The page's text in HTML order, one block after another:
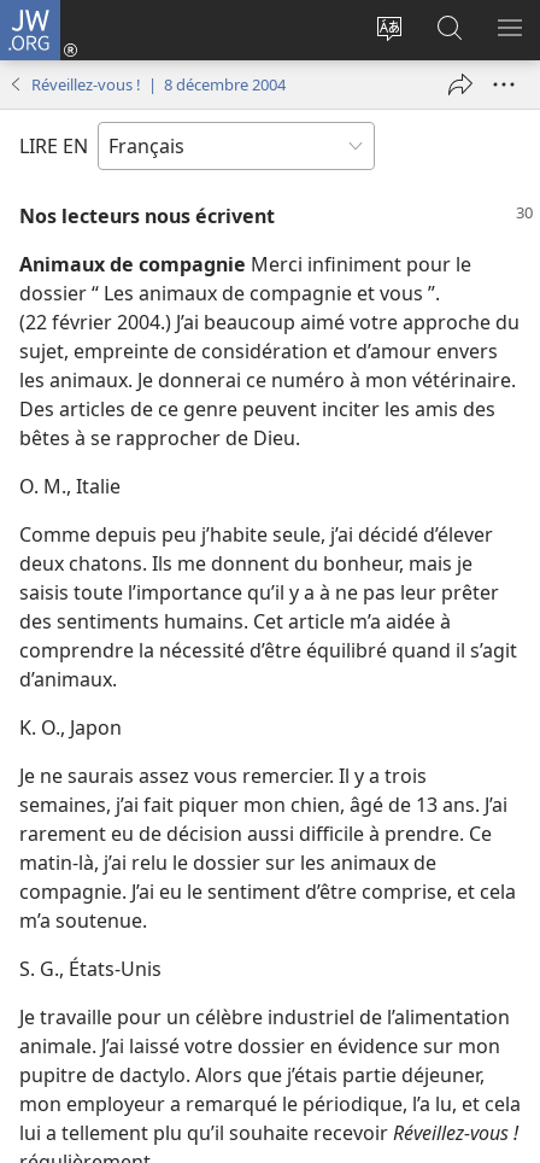
JW.ORG
Changer
langue
Se
connecter
nouvelle
sur
JW.ORG
Réveillez-vous ! | 8 décembre 2004
LIRE EN
Nos lecteurs nous écrivent
Animaux de compagnie Merci infiniment pour le
dossier “ Les animaux de compagnie et vous ”.
(22 février 2004.) J’ai beaucoup aimé votre approche du
sujet, empreinte de considération et d’amour envers
les animaux. Je donnerai ce numéro à mon vétérinaire.
Des articles de ce genre peuvent inciter les amis des
bêtes à se rapprocher de Dieu.
O. M., Italie
Comme depuis peu j’habite seule, j’ai décidé d’élever
deux chatons. Ils me donnent du bonheur, mais je
saisis toute l’importance qu’il y a à ne pas leur prêter
des sentiments humains. Cet article m’a aidée à
comprendre la nécessité d’être équilibré quand il s’agit
d’animaux.
K. O., Japon
Je ne saurais assez vous remercier. Il y a trois
semaines, j’ai fait piquer mon chien, âgé de 13 ans. J’ai
rarement eu de décision aussi difficile à prendre. Ce
matin-​là, j’ai relu le dossier sur les animaux de
compagnie. J’ai eu le sentiment d’être comprise, et cela
m’a soutenue.
S. G., États-Unis
Je travaille pour un célèbre industriel de l’alimentation
animale. J’ai laissé votre dossier en évidence sur mon
pupitre de dactylo. Alors que j’étais partie déjeuner,
mon employeur a remarqué le périodique, l’a lu, et cela
lui a tellement plu qu’il souhaite recevoirRéveillez-vous !